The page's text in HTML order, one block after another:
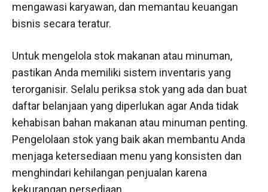
mengawasi karyawan, dan memantau keuangan
bisnis secara teratur.
Untuk mengelola stok makanan atau minuman,
pastikan Anda memiliki sistem inventaris yang
terorganisir. Selalu periksa stok yang ada dan buat
daftar belanjaan yang diperlukan agar Anda tidak
kehabisan bahan makanan atau minuman penting.
Pengelolaan stok yang baik akan membantu Anda
menjaga ketersediaan menu yang konsisten dan
menghindari kehilangan penjualan karena
kekurangan persediaan.